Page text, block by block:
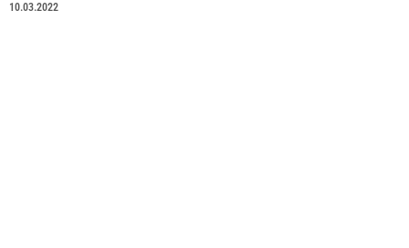
10.03.2022